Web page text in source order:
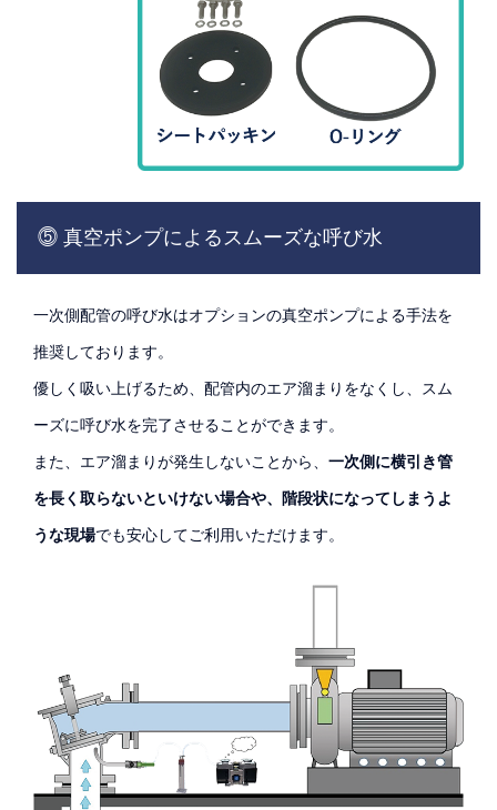
⓹ 真空ポンプによるスムーズな呼び水
一次側配管の呼び水はオプションの真空ポンプによる手法を
推奨しております。
優しく吸い上げるため、配管内のエア溜まりをなくし、スム
ーズに呼び水を完了させることができます。
また、エア溜まりが発生しないことから、 一次側に横引き管
を長く取らないといけない場合や、階段状になってしまうよ
うな現場でも安心してご利用いただけます。